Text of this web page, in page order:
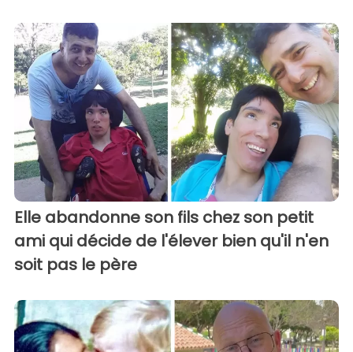
Elle abandonne son fils chez son petit
ami qui décide de l'élever bien qu'il n'en
soit pas le père